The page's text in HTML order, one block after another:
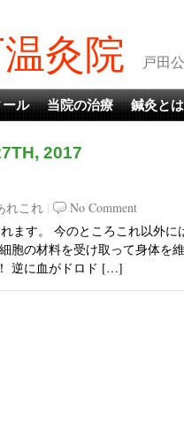
灸院 戸田
ル 当院の治療 鍼灸とは
2017
れこれ |
No Comment
ます。 今のところこれ以外に
胞の材料を受け取って身体を
逆に血がドロド […]